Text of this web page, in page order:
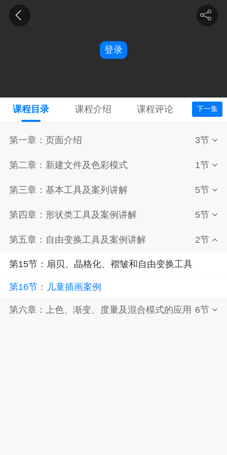
登录
下一集
课程目录 课程介绍 课程评论
第一章：页面介绍 3节
第二章：新建文件及色彩模式 1节
第三章：基本工具及案列讲解 5节
第四章：形状类工具及案例讲解 5节
第五章：自由变换工具及案例讲解 2节
第15节：扇贝、晶格化、褶皱和自由变换工具
第16节：儿童插画案例
第六章：上色、渐变、度量及混合模式的应用 6节